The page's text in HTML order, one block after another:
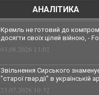
АНАЛІТИКА
Кремль не готовий до
досягти своїх цілей війною, -
03.08.2026 13:02
Звільнення Сирського
"старої гвардії" в українській
23.07.2026 10:32